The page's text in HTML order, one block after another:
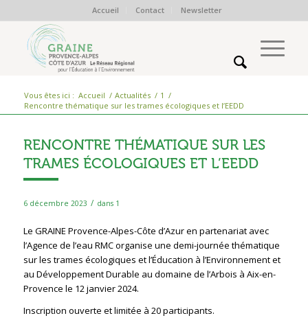
Accueil Contact Newsletter
Vous êtes ici : Accueil / Actualités / 1 /
Rencontre thématique sur les trames écologiques et l’EEDD
RENCONTRE THÉMATIQUE SUR LES
TRAMES ÉCOLOGIQUES ET L’EEDD
6 décembre 2023 / dans 1
Le GRAINE Provence-Alpes-Côte d’Azur en partenariat avec
l’Agence de l’eau RMC organise une demi-journée thématique
sur les trames écologiques et l’Éducation à l’Environnement et
au Développement Durable au domaine de l’Arbois à Aix-en-
Provence le 12 janvier 2024.
Inscription ouverte et limitée à 20 participants.